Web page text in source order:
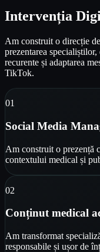
Intervenția
Am construit o direcție
prezentarea
recurente și adaptarea
TikTok.
01
Social Media
Am construit o prezență
contextului medical și
02
Conținut medical
Am transformat
responsabile și ușor de